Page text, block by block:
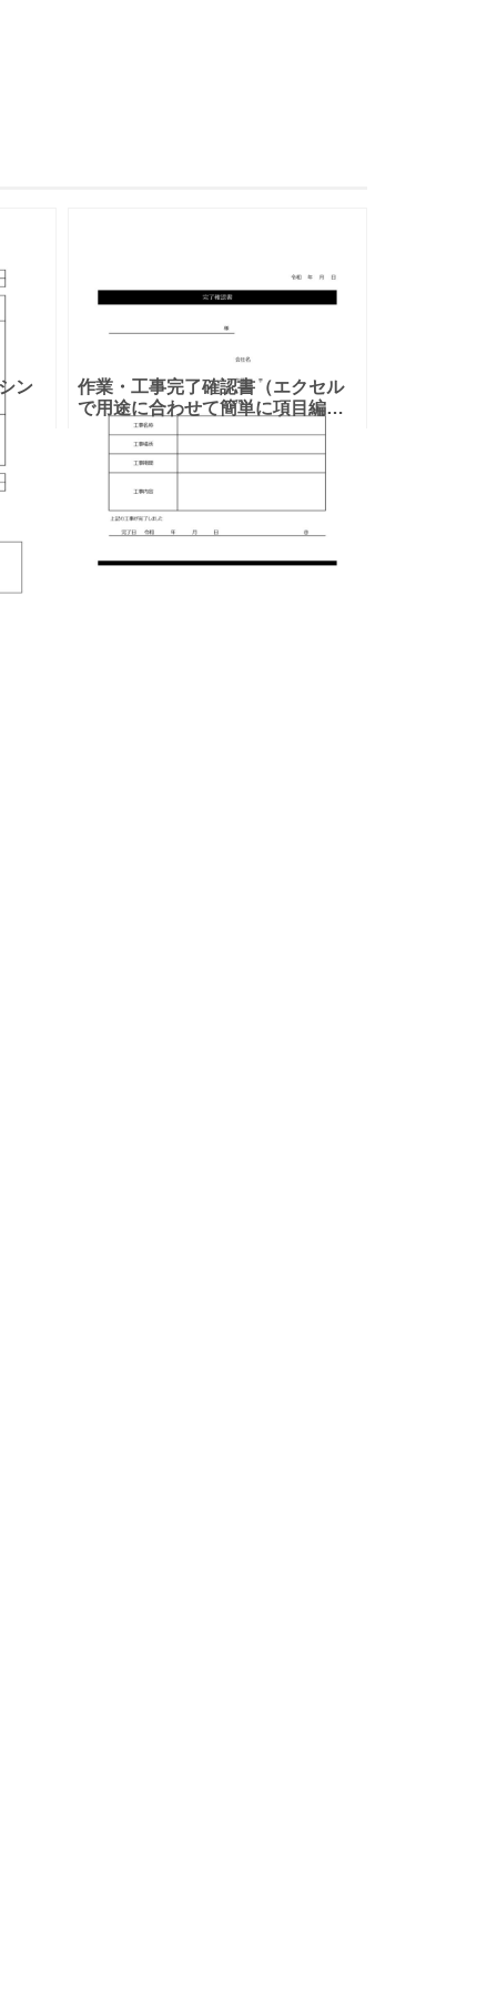
ン
が
作業・工事完了確認書（エクセル
で用途に合わせて簡単に項目編集
が出来る雛形）ダウンロード後に
利用出来るテンプレートとなりま
す。 各種作業や工事など様々な用
途で利用